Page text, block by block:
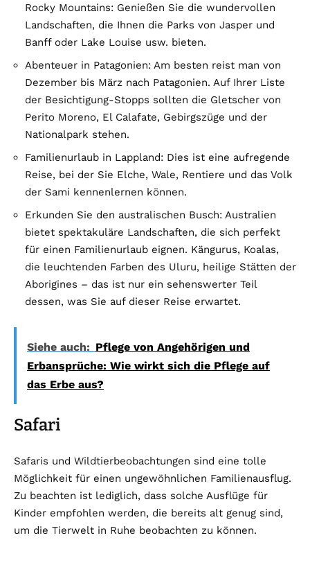
Rocky Mountains: Genießen Sie die wundervollen
Landschaften, die Ihnen die Parks von Jasper und
Banff oder Lake Louise usw. bieten.
Abenteuer in Patagonien: Am besten reist man von
Dezember bis März nach Patagonien. Auf Ihrer Liste
der Besichtigung-Stopps sollten die Gletscher von
Perito Moreno, El Calafate, Gebirgszüge und der
Nationalpark stehen.
Familienurlaub in Lappland: Dies ist eine aufregende
Reise, bei der Sie Elche, Wale, Rentiere und das Volk
der Sami kennenlernen können.
Erkunden Sie den australischen Busch: Australien
bietet spektakuläre Landschaften, die sich perfekt
für einen Familienurlaub eignen. Kängurus, Koalas,
die leuchtenden Farben des Uluru, heilige Stätten der
Aborigines – das ist nur ein sehenswerter Teil
dessen, was Sie auf dieser Reise erwartet.
Siehe auch: Pflege von Angehörigen und
Erbansprüche: Wie wirkt sich die Pflege auf
das Erbe aus?
Safari
Safaris und Wildtierbeobachtungen sind eine tolle
Möglichkeit für einen ungewöhnlichen Familienausflug.
Zu beachten ist lediglich, dass solche Ausflüge für
Kinder empfohlen werden, die bereits alt genug sind,
um die Tierwelt in Ruhe beobachten zu können.